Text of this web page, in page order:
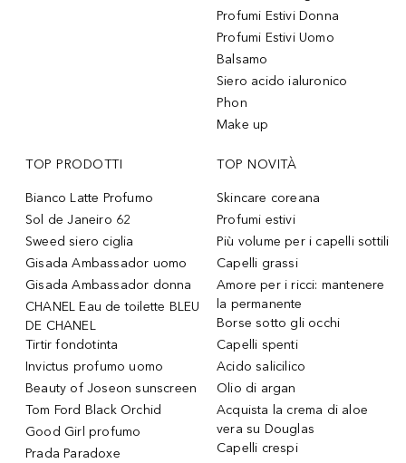
Profumi Estivi Donna
Profumi Estivi Uomo
Balsamo
Siero acido ialuronico
Phon
Make up
TOP PRODOTTI
Bianco Latte Profumo
Sol de Janeiro 62
Sweed siero ciglia
Gisada Ambassador uomo
Gisada Ambassador donna
CHANEL Eau de toilette BLEU
DE CHANEL
Tirtir fondotinta
Invictus profumo uomo
Beauty of Joseon sunscreen
Tom Ford Black Orchid
Good Girl profumo
Prada Paradoxe
TOP NOVITÀ
Skincare coreana
Profumi estivi
Più volume per i capelli sottili
Capelli grassi
Amore per i ricci: mantenere
la permanente
Borse sotto gli occhi
Capelli spenti
Acido salicilico
Olio di argan
Acquista la crema di aloe
vera su Douglas
Capelli crespi